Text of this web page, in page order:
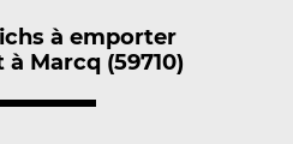
à emporter
Marcq (59710)